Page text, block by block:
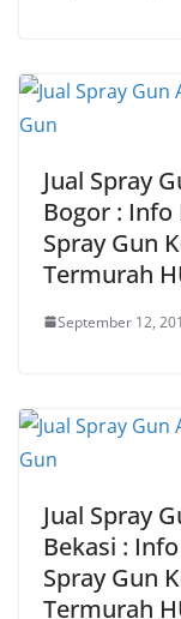
Jual Spray
Bogor :
Spray Gun
Termurah
September 12,
Jual Spray
Bekasi :
Spray Gun
Termurah